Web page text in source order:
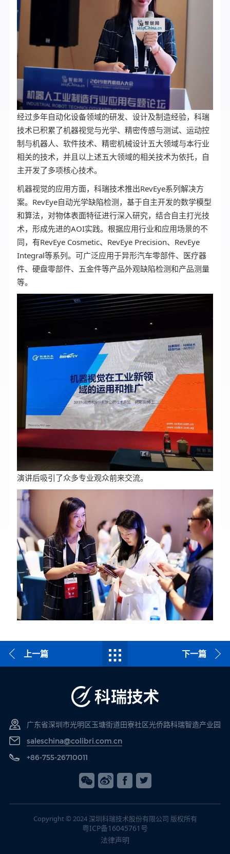
经过多年自动化设备领域的研发、设计及制造经验，科瑞
技术已积累了机器视觉与光学、精密传感与测试、运动控
制与机器人、软件技术、精密机械设计五大领域与本行业
相关的技术，并且以上述五大领域的相关技术为依托，自
主开发了多项核心技术。
机器视觉的应用方面，科瑞技术推出RevEye系列解决方
案。RevEye自动光学缺陷检测，基于自主开发的数学模型
和算法，对物体表面特征进行深入研究，结合自主打光技
术，形成先进的AOI实践。根据应用行业和应用场景的不
同，有RevEye Cosmetic、RevEye Precision、RevEye
Integral等系列。可广泛应用于异形汽车零部件、医疗器
件、硬盘零部件、五金件等产品外观缺陷检测和产品测量
等。
演讲后吸引了众多专业观众前来交流。
上一篇 下一篇
广东省深圳市光明区玉塘街道田寮社区光侨路科瑞智造产业园
saleschina@colibri.com.cn
+86-755-26710011
Copyright © 2024 深圳科瑞技术股份有限公司 版权所有
粤ICP备16045761号
法律声明